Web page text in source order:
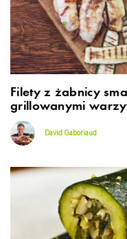
Filety z żabnicy
grillowanymi
David Gaboriaud